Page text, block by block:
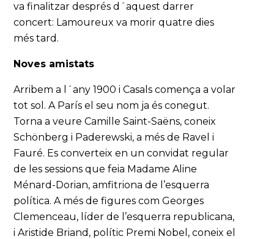
va finalitzar després d´aquest darrer
concert: Lamoureux va morir quatre dies
més tard.
Noves amistats
Arribem a l´any 1900 i Casals comença a volar
tot sol. A París el seu nom ja és conegut.
Torna a veure Camille Saint-Saëns, coneix
Schönberg i Paderewski, a més de Ravel i
Fauré. Es converteix en un convidat regular
de les sessions que feia Madame Aline
Ménard-Dorian, amfitriona de l’esquerra
política. A més de figures com Georges
Clemenceau, líder de l’esquerra republicana,
i Aristide Briand, polític Premi Nobel, coneix el